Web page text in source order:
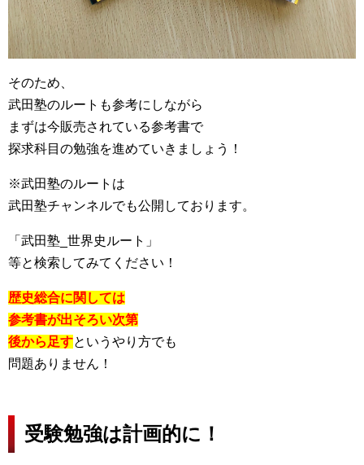
そのため、
武田塾のルートも参考にしながら
まずは今販売されている参考書で
探求科目の勉強を進めていきましょう！
※武田塾のルートは
武田塾チャンネルでも公開しております。
「武田塾_世界史ルート」
等と検索してみてください！
歴史総合に関しては
参考書が出そろい次第
後から足すというやり方でも
問題ありません！
受験勉強は計画的に！